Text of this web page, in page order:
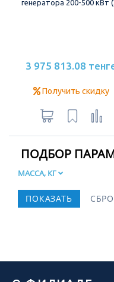
генератора 200-500 кВт
3 975 813.08
Получить скидку
ПОДБОР
МАССА, КГ